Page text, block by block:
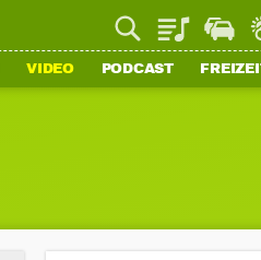
Playlist
VIDEO PODCAST